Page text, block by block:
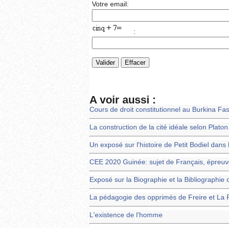
Votre email:
:
A voir aussi :
Cours de droit constitutionnel au Burkina
La construction de la cité idéale selon Platon.
Un exposé sur l'histoire de Petit Bodiel
CEE 2020 Guinée: sujet de Français,
Exposé sur la Biographie et la Bibliographie
La pédagogie des opprimés de Freire et
L'existence de l'homme